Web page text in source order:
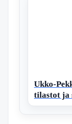
Ukko-
tilastot ja